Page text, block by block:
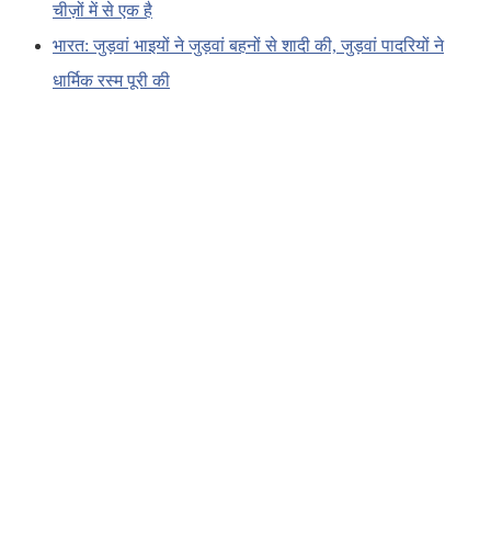
चीज़ों में से एक है
भारत: जुड़वां भाइयों ने जुड़वां बहनों से शादी की, जुड़वां पादरियों ने
धार्मिक रस्म पूरी की